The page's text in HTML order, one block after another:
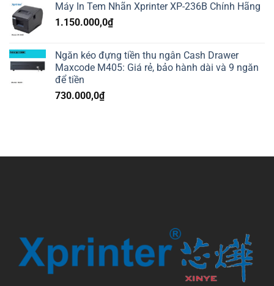
Máy In Tem Nhãn Xprinter XP-236B Chính Hãng
1.150.000,0₫
Ngăn kéo đựng tiền thu ngân Cash Drawer
Maxcode M405: Giá rẻ, bảo hành dài và 9 ngăn
để tiền
730.000,0₫